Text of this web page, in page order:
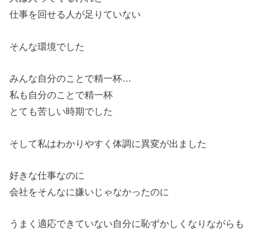
仕事を回せる人が足りていない
そんな環境でした
みんな自分のことで精一杯…
私も自分のことで精一杯
とても苦しい時期でした
そして私はわかりやすく体調に異変が出ました
好きな仕事なのに
会社をそんなに嫌いじゃなかったのに
うまく適応できていない自分に恥ずかしくなりながらも